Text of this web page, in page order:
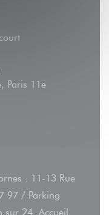
Paris 11e
: 11-13 Rue
97 / Parking
sur 24. Accueil